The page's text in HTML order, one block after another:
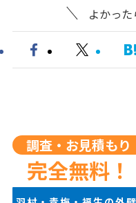
よかった
調査・お見積もり
完全無料！